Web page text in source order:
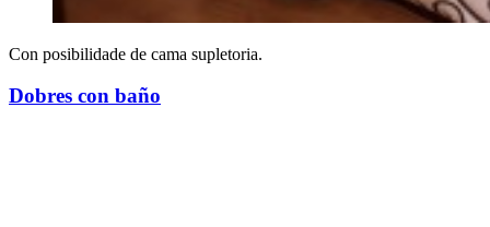
Con posibilidade de cama supletoria.
Dobres con baño